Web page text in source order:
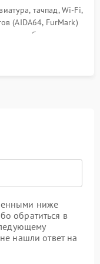
тачпад, Wi-Fi,
(AIDA64, FurMark)
и стабильности
ниже
обратиться в
нашли ответ на